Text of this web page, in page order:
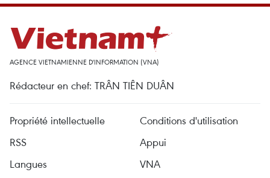
AGENCE VIETNAMIENNE D'INFORMATION (VNA)
Rédacteur en chef: TRÂN TIÊN DUÂN
Propriété intellectuelle
Conditions d'utilisation
RSS
Appui
Langues
VNA